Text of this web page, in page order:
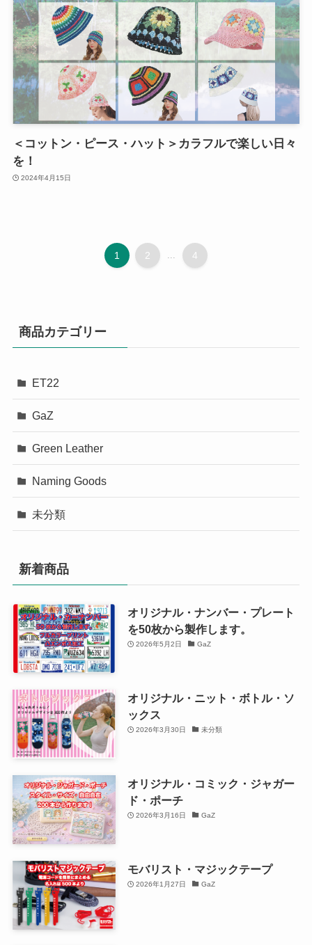
＜コットン・ピース・ハット＞カラフルで楽しい日々
を！
2024年4月15日
1 2 ... 4
商品カテゴリー
ET22
GaZ
Green Leather
Naming Goods
未分類
新着商品
オリジナル・ナンバー・プレート
を50枚から製作します。
2026年5月2日 GaZ
オリジナル・ニット・ボトル・ソ
ックス
2026年3月30日 未分類
オリジナル・コミック・ジャガー
ド・ポーチ
2026年3月16日 GaZ
モバリスト・マジックテープ
2026年1月27日 GaZ